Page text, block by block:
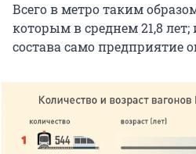
Всего в метро таким
которым в среднем 21,8
состава само предприятие